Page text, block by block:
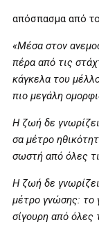
απόσπασμα από
«Μέσα στον
πέρα από τις
κάγκελα του
πιο μεγάλη
Η ζωή δε
σα μέτρο
σωστή από όλες
Η ζωή δε
μέτρο γνώσης: το
σίγουρη από όλες